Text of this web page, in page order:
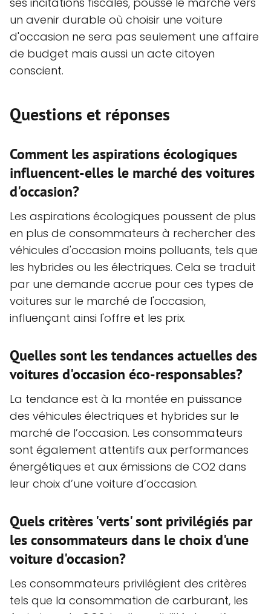
un avenir durable où choisir une voiture
d'occasion ne sera pas seulement une affaire
de budget mais aussi un acte citoyen
conscient.
Questions et réponses
Comment les aspirations écologiques
influencent-elles le marché des voitures
d'occasion?
Les aspirations écologiques poussent de plus
en plus de consommateurs à rechercher des
véhicules d'occasion moins polluants, tels que
les hybrides ou les électriques. Cela se traduit
par une demande accrue pour ces types de
voitures sur le marché de l'occasion,
influençant ainsi l'offre et les prix.
Quelles sont les tendances actuelles des
voitures d'occasion éco-responsables?
La tendance est à la montée en puissance
des véhicules électriques et hybrides sur le
marché de l’occasion. Les consommateurs
sont également attentifs aux performances
énergétiques et aux émissions de CO2 dans
leur choix d’une voiture d’occasion.
Quels critères 'verts' sont privilégiés par
les consommateurs dans le choix d'une
voiture d'occasion?
Les consommateurs privilégient des critères
tels que la consommation de carburant, les